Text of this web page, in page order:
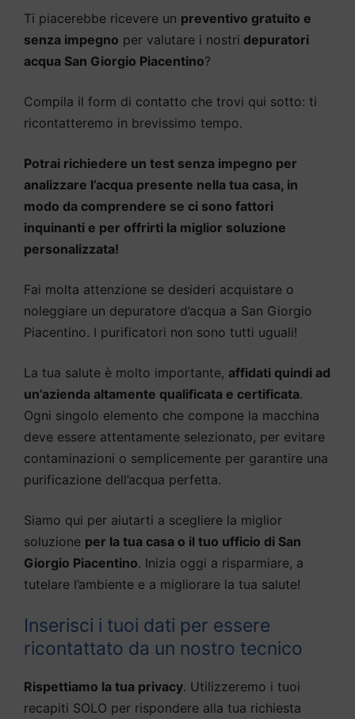
Ti piacerebbe ricevere un preventivo gratuito e
senza impegno per valutare i nostri depuratori
acqua San Giorgio Piacentino?
Compila il form di contatto che trovi qui sotto: ti
ricontatteremo in brevissimo tempo.
Potrai richiedere un test senza impegno per
analizzare l’acqua presente nella tua casa, in
modo da comprendere se ci sono fattori
inquinanti e per offrirti la miglior soluzione
personalizzata!
Fai molta attenzione se desideri acquistare o
noleggiare un depuratore d’acqua a San Giorgio
Piacentino. I purificatori non sono tutti uguali!
La tua salute è molto importante, affidati quindi ad
un’azienda altamente qualificata e certificata.
Ogni singolo elemento che compone la macchina
deve essere attentamente selezionato, per evitare
contaminazioni o semplicemente per garantire una
purificazione dell’acqua perfetta.
Siamo qui per aiutarti a scegliere la miglior
soluzione per la tua casa o il tuo ufficio di San
Giorgio Piacentino. Inizia oggi a risparmiare, a
tutelare l’ambiente e a migliorare la tua salute!
Inserisci i tuoi dati per essere
ricontattato da un nostro tecnico
Rispettiamo la tua privacy. Utilizzeremo i tuoi
recapiti SOLO per rispondere alla tua richiesta